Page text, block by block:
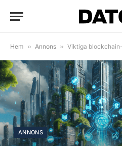
Hem » Annons » Viktiga
ANNONS